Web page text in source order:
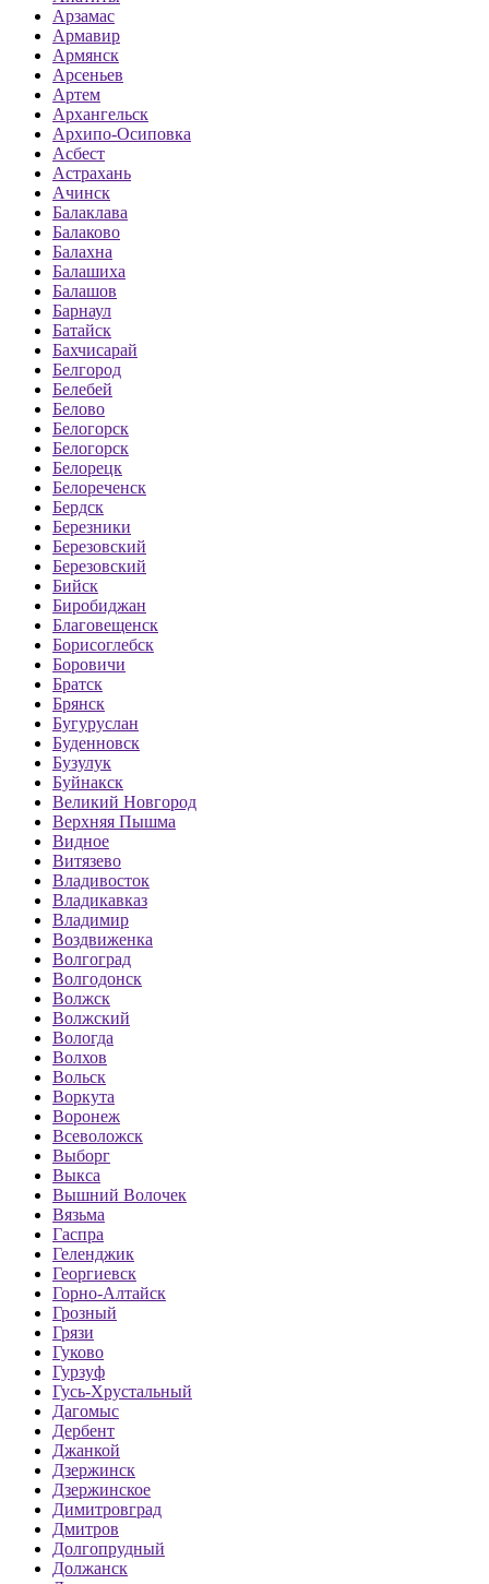
Арзамас
Армавир
Армянск
Арсеньев
Артем
Архангельск
Архипо-Осиповка
Асбест
Астрахань
Ачинск
Балаклава
Балаково
Балахна
Балашиха
Балашов
Барнаул
Батайск
Бахчисарай
Белгород
Белебей
Белово
Белогорск
Белогорск
Белорецк
Белореченск
Бердск
Березники
Березовский
Березовский
Бийск
Биробиджан
Благовещенск
Борисоглебск
Боровичи
Братск
Брянск
Бугуруслан
Буденновск
Бузулук
Буйнакск
Великий Новгород
Верхняя Пышма
Видное
Витязево
Владивосток
Владикавказ
Владимир
Воздвиженка
Волгоград
Волгодонск
Волжск
Волжский
Вологда
Волхов
Вольск
Воркута
Воронеж
Всеволожск
Выборг
Выкса
Вышний Волочек
Вязьма
Гаспра
Геленджик
Георгиевск
Горно-Алтайск
Грозный
Грязи
Гуково
Гурзуф
Гусь-Хрустальный
Дагомыс
Дербент
Джанкой
Дзержинск
Дзержинское
Димитровград
Дмитров
Долгопрудный
Должанск